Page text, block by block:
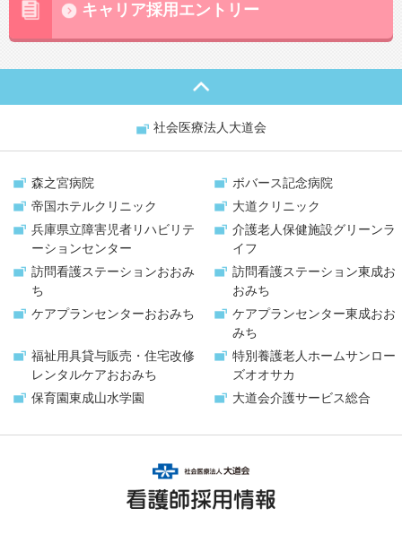
キャリア採用エントリー
社会医療法人大道会
森之宮病院
ボバース記念病院
帝国ホテルクリニック
大道クリニック
兵庫県立障害児者リハビリテ
ーションセンター
介護老人保健施設グリーンラ
イフ
訪問看護ステーションおおみ
ち
訪問看護ステーション東成お
おみち
ケアプランセンターおおみち ケアプランセンター東成おお
みち
福祉用具貸与販売・ 住宅改修
レンタルケアおおみち
特別養護老人ホームサンロー
ズオオサカ
保育園東成山水学園 大道会介護サービス総合